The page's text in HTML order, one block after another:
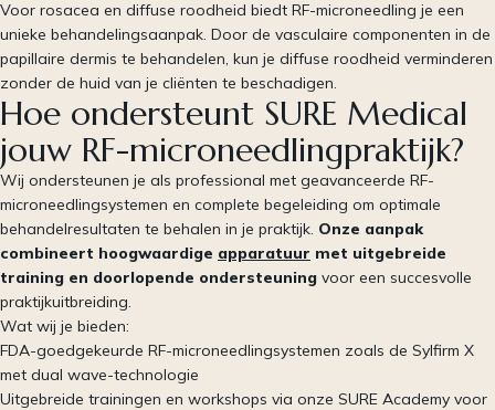
Voor rosacea en diffuse roodheid biedt RF-microneedling je een
unieke behandelingsaanpak. Door de vasculaire componenten in de
papillaire dermis te behandelen, kun je diffuse roodheid verminderen
zonder de huid van je cliënten te beschadigen.
Hoe ondersteunt SURE Medical
jouw RF-microneedlingpraktijk?
Wij ondersteunen je als professional met geavanceerde RF-
microneedlingsystemen en complete begeleiding om optimale
behandelresultaten te behalen in je praktijk. Onze aanpak
combineert hoogwaardige apparatuur met uitgebreide
training en doorlopende ondersteuning voor een succesvolle
praktijkuitbreiding.
Wat wij je bieden:
FDA-goedgekeurde RF-microneedlingsystemen zoals de Sylfirm X
met dual wave-technologie
Uitgebreide trainingen en workshops via onze SURE Academy voor